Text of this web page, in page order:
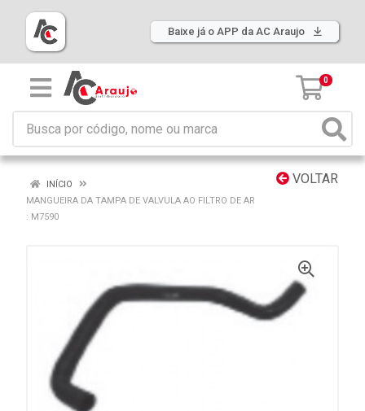
Baixe já o APP da AC Araujo
0
VOLTAR
INÍCIO
MANGUEIRA DA TAMPA DE VALVULA AO FILTRO DE AR
: M7590